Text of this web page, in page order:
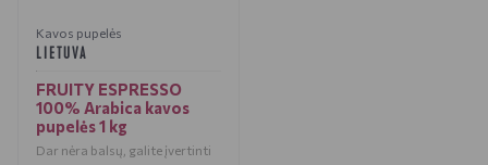
Kavos pupelės
LIETUVA
FRUITY ESPRESSO
100% Arabica kavos
pupelės 1 kg
Dar nėra balsų, galite įvertinti